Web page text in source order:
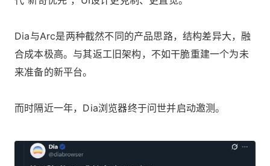
Dia与Arc是两种截然不同的产品思路，结构差异大，融
合成本极高。与其返工旧架构，不如干脆重建一个为未
来准备的新平台。
而时隔近一年，Dia浏览器终于问世并启动邀测。